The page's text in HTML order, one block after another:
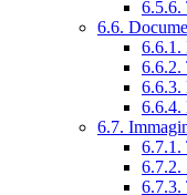
6.5.6.
6.6.
6.6.1.
6.6.2.
6.6.3.
6.6.4.
6.7.
6.7.1.
6.7.2.
6.7.3.